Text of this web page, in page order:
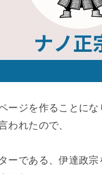
ージを作ることに
われたので、
ーである、伊達政